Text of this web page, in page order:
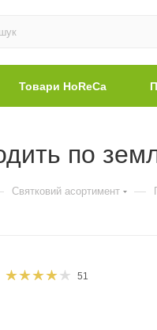
Товари HoReCa
по
Святковий асортимент —
51